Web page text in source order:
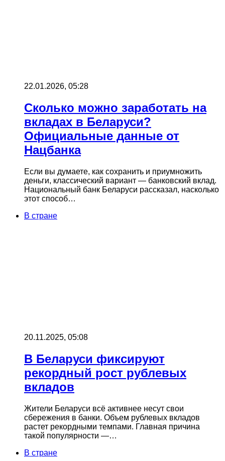
22.01.2026, 05:28
Сколько можно заработать на
вкладах в Беларуси?
Официальные данные от
Нацбанка
Если вы думаете, как сохранить и приумножить
деньги, классический вариант — банковский вклад.
Национальный банк Беларуси рассказал, насколько
этот способ…
В стране
20.11.2025, 05:08
В Беларуси фиксируют
рекордный рост рублевых
вкладов
Жители Беларуси всё активнее несут свои
сбережения в банки. Объем рублевых вкладов
растет рекордными темпами. Главная причина
такой популярности —…
В стране